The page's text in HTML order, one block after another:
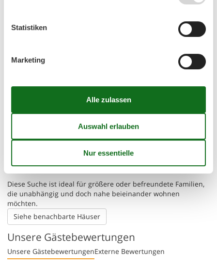
Entfernung Einkauf
50 m Tennisplatz
Die angezeigte Position des Ferienhauses könnte ungenau sein. Die
genaue Adresse ist im Mietvertrag zu finden.
Finden Sie benachbarte Ferienhäuser
Diese Suche ist ideal für größere oder befreundete Familien,
die unabhängig und doch nahe beieinander wohnen
möchten.
Siehe benachbarte Häuser
Unsere Gästebewertungen
Unsere GästebewertungenExterne Bewertungen
Statistiken
Marketing